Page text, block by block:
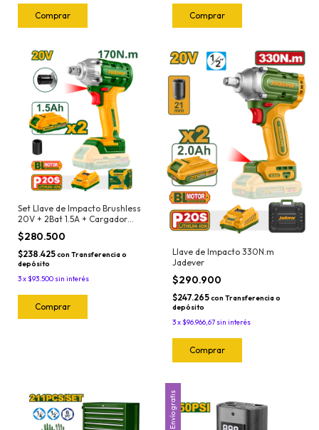
Set Llave de Impacto Brushless
20V + 2Bat 1.5A + Cargador
2300 rpm 300Nm Jadever
$280.500
$238.425con Transferencia o
depósito
3x$93.500 sin interés
Llave de Impacto 330N.m
Jadever
$290.900
$247.265con Transferencia o
depósito
3x$96.966,67 sin interés
Envío gratis